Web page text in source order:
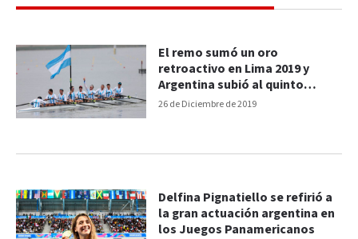
26 de Diciembre de 2019
El remo sumó un oro
retroactivo en Lima 2019 y
Argentina subió al quinto
puesto del medallero
Delfina Pignatiello se refirió a
la gran actuación argentina en
los Juegos Panamericanos